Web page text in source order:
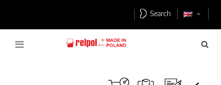
Search